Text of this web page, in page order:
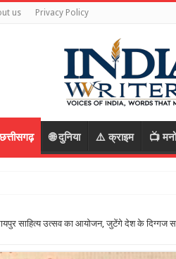
us Privacy Policy
🌐 दुनिया ⚠️ क्राइम 📺
पूछकर
साहित्य उत्सव का आयोजन, जुटेंगे देश के दिग्गज